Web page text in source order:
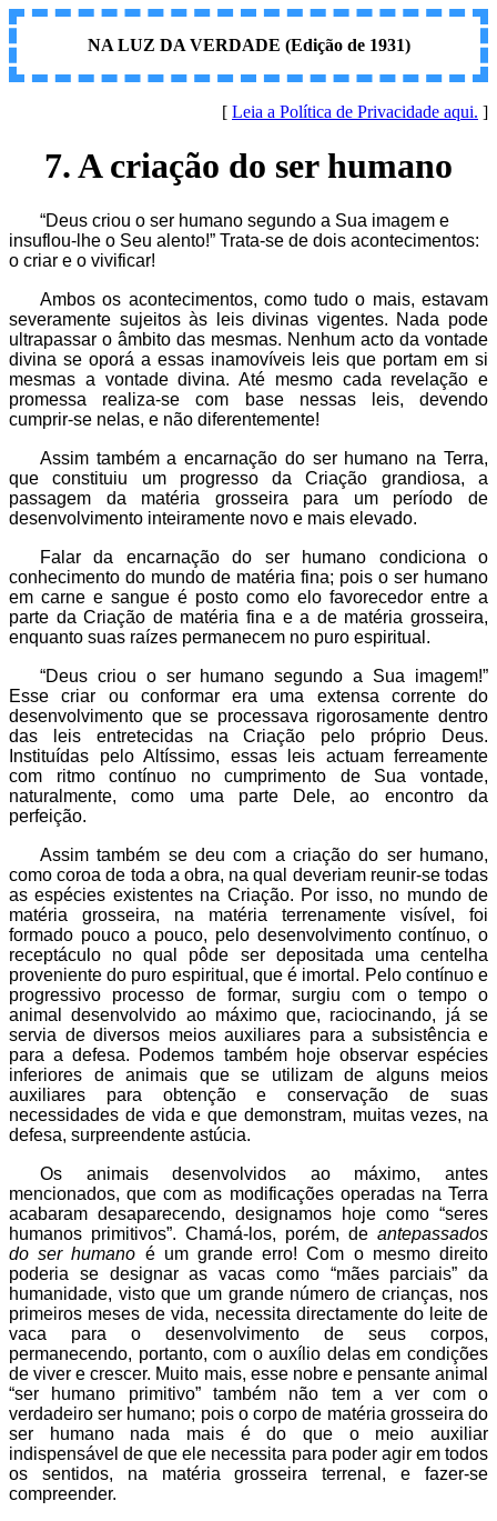
NA LUZ DA VERDADE (Edição de 1931)
[ Leia a Política de Privacidade aqui. ]
7. A criação do ser humano
“Deus criou o ser humano segundo a Sua imagem e
insuflou-lhe o Seu alento!” Trata-se de dois acontecimentos:
o criar e o vivificar!
Ambos os acontecimentos, como tudo o mais, estavam
severamente sujeitos às leis divinas vigentes. Nada pode
ultrapassar o âmbito das mesmas. Nenhum acto da vontade
divina se oporá a essas inamovíveis leis que portam em si
mesmas a vontade divina. Até mesmo cada revelação e
promessa realiza-se com base nessas leis, devendo
cumprir-se nelas, e não diferentemente!
Assim também a encarnação do ser humano na Terra,
que constituiu um progresso da Criação grandiosa, a
passagem da matéria grosseira para um período de
desenvolvimento inteiramente novo e mais elevado.
Falar da encarnação do ser humano condiciona o
conhecimento do mundo de matéria fina; pois o ser humano
em carne e sangue é posto como elo favorecedor entre a
parte da Criação de matéria fina e a de matéria grosseira,
enquanto suas raízes permanecem no puro espiritual.
“Deus criou o ser humano segundo a Sua imagem!”
Esse criar ou conformar era uma extensa corrente do
desenvolvimento que se processava rigorosamente dentro
das leis entretecidas na Criação pelo próprio Deus.
Instituídas pelo Altíssimo, essas leis actuam ferreamente
com ritmo contínuo no cumprimento de Sua vontade,
naturalmente, como uma parte Dele, ao encontro da
perfeição.
Assim também se deu com a criação do ser humano,
como coroa de toda a obra, na qual deveriam reunir-se todas
as espécies existentes na Criação. Por isso, no mundo de
matéria grosseira, na matéria terrenamente visível, foi
formado pouco a pouco, pelo desenvolvimento contínuo, o
receptáculo no qual pôde ser depositada uma centelha
proveniente do puro espiritual, que é imortal. Pelo contínuo e
progressivo processo de formar, surgiu com o tempo o
animal desenvolvido ao máximo que, raciocinando, já se
servia de diversos meios auxiliares para a subsistência e
para a defesa. Podemos também hoje observar espécies
inferiores de animais que se utilizam de alguns meios
auxiliares para obtenção e conservação de suas
necessidades de vida e que demonstram, muitas vezes, na
defesa, surpreendente astúcia.
Os animais desenvolvidos ao máximo, antes
mencionados, que com as modificações operadas na Terra
acabaram desaparecendo, designamos hoje como “seres
humanos primitivos”. Chamá-los, porém, de antepassados
do ser humano é um grande erro! Com o mesmo direito
poderia se designar as vacas como “mães parciais” da
humanidade, visto que um grande número de crianças, nos
primeiros meses de vida, necessita directamente do leite de
vaca para o desenvolvimento de seus corpos,
permanecendo, portanto, com o auxílio delas em condições
de viver e crescer. Muito mais, esse nobre e pensante animal
“ser humano primitivo” também não tem a ver com o
verdadeiro ser humano; pois o corpo de matéria grosseira do
ser humano nada mais é do que o meio auxiliar
indispensável de que ele necessita para poder agir em todos
os sentidos, na matéria grosseira terrenal, e fazer-se
compreender.